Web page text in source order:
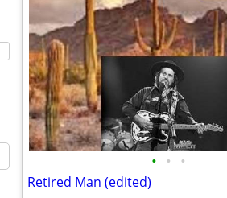
• • •
Retired Man (edited)